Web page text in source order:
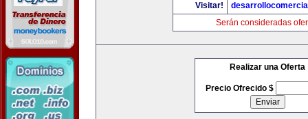
Visitar!
Serán consideradas
Realizar una Oferta
Precio Ofrecido $